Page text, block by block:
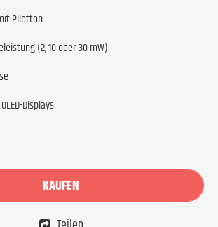
Pilotton
(2, 10 oder 30 mW)
Displays
KAUFEN